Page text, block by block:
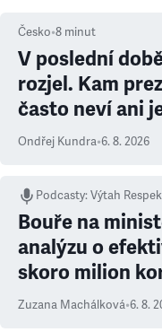
Česko•8 minut
V poslední
rozjel. Kam
často neví ani
Ondřej Kundra•6. 8. 2026
Podcasty:Výtah
Bouře na
analýzu o
skoro milion
Zuzana Machálková•6. 8.